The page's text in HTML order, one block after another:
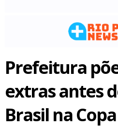
Prefeitura
extras antes
Brasil na